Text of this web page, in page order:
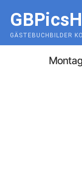
content
GÄSTEBUCHBILDER